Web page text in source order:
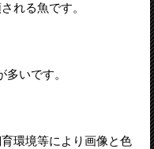
れる魚です。
いです。
環境等により画像と色